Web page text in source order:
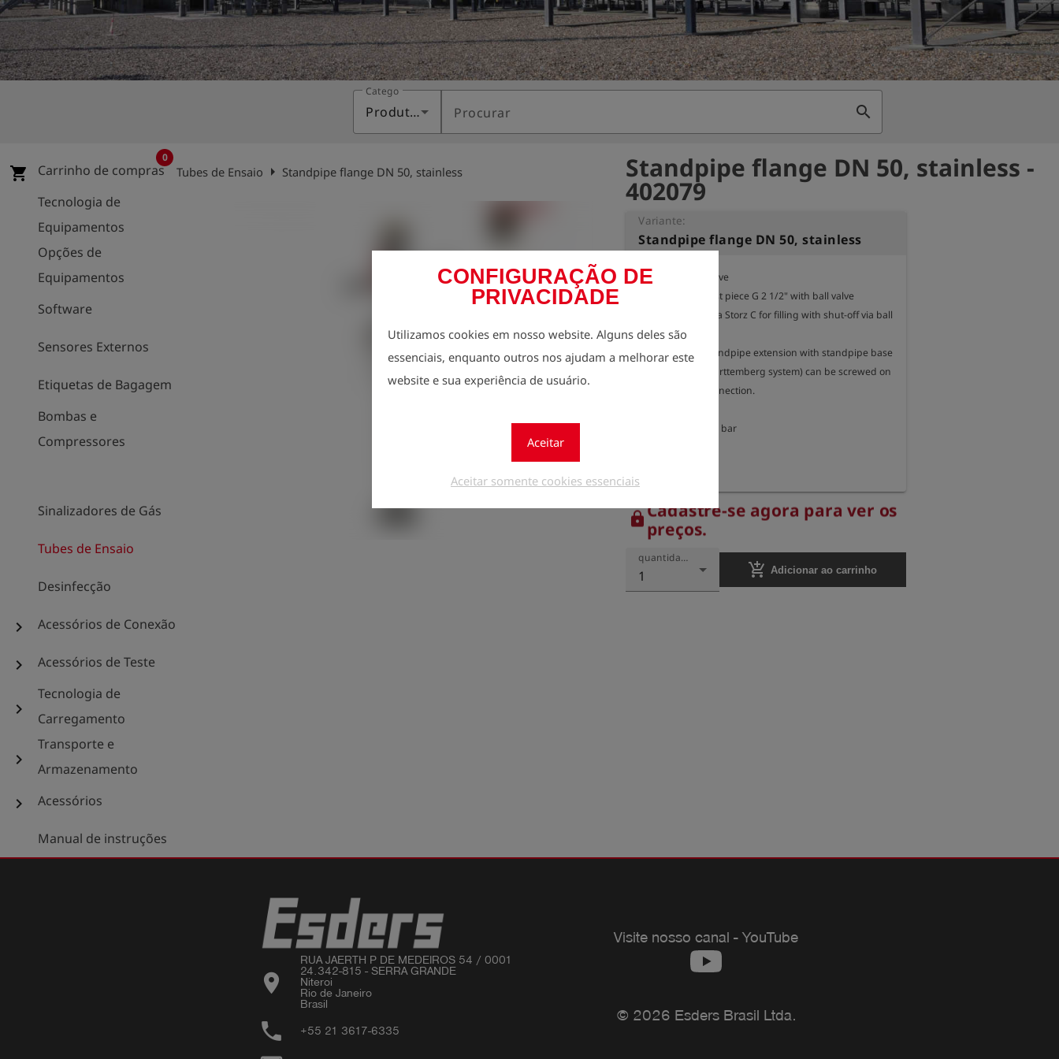
CONFIGURAÇÃO DE
PRIVACIDADE
Utilizamos cookies em nosso website. Alguns deles são
essenciais, enquanto outros nos ajudam a melhorar este
website e sua experiência de usuário.
Aceitar
Aceitar somente cookies essenciais
Categoria
Produtos Procurar search
shopping_cart Carrinho de compras
0
Tecnologia de
Equipamentos
Opções de
Equipamentos
Software
Sensores Externos
Etiquetas de Bagagem
Bombas e
Compressores
Sinalizadores de Gás
Tubes de Ensaio
Desinfecção
chevron_right Acessórios de Conexão
chevron_right Acessórios de Teste
chevron_right
Tecnologia de
Carregamento
chevron_right
Transporte e
Armazenamento
chevron_right Acessórios
Manual de instruções
Tubes de Ensaio arrow_right Standpipe flange DN 50, stainless Standpipe flange DN 50, stainless -
402079
Variante:
Standpipe flange DN 50, stainless
With sampling valve
- Mounting for test piece G 2 1/2" with ball valve
- Separate feed via Storz C for filling with shut-off via ball
valve
- A 50 cm long standpipe extension with standpipe base
DN 50 (Baden-Württemberg system) can be screwed on
via the flange connection.
Max. pressure: 50 bar
lockCadastre-se agora para ver os
preços.
quantidade
1 add_shopping_cart Adicionar ao carrinho
location_on
RUA JAERTH P DE MEDEIROS 54 / 0001
24.342-815 - SERRA GRANDE
Niteroi
Rio de Janeiro
phone +55 21 3617-6335
Visite nosso canal - YouTube
© 2026 Esders Brasil Ltda.